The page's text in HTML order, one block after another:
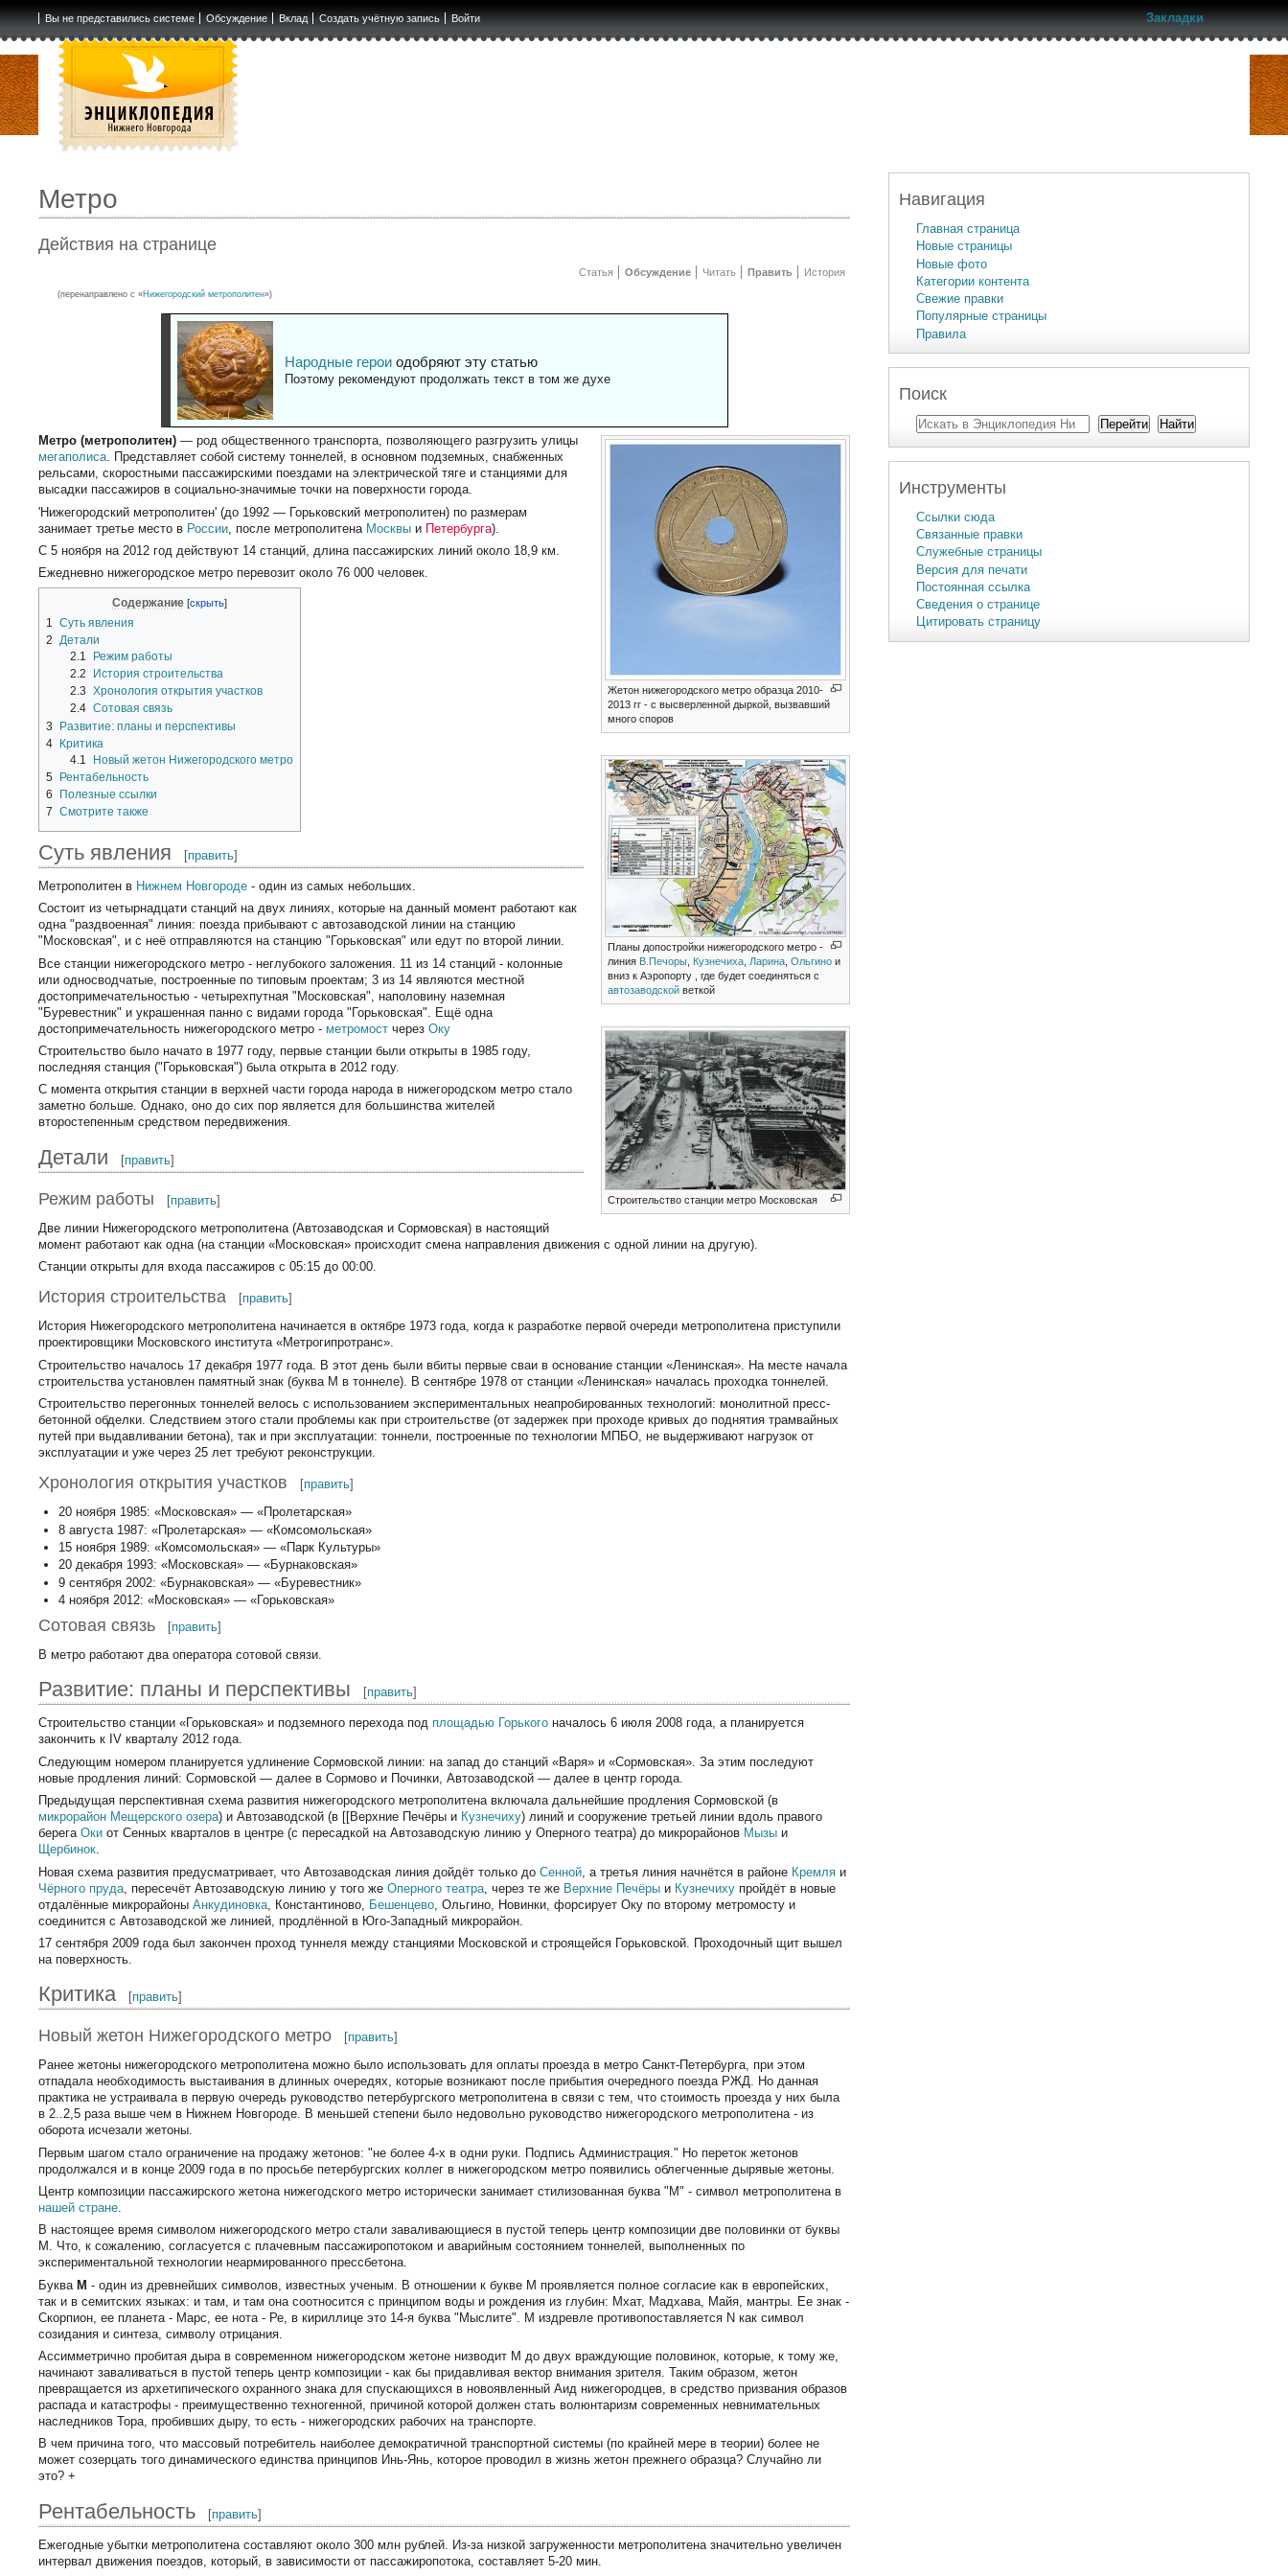
Вы не представились системе Обсуждение Вклад Создать учётную запись Войти Закладки
Метро
Действия на странице
Статья Обсуждение Читать Править История
(перенаправлено с «Нижегородский метрополитен»)
Народные героиодобряют эту статью
Поэтому рекомендуют продолжать текст в том же духе
Жетон нижегородского метро образца 2010-
2013 гг - с высверленной дыркой, вызвавший
много споров
Планы допостройки нижегородского метро -
линия В.Печоры Кузнечиха Ларина ,Ольгино и
вниз к Аэропорту , где будет соединяться с
автозаводской веткой
Строительство станции метро Московская
Метро (метрополитен) — род общественного транспорта, позволяющего разгрузить улицы
мегаполиса. Представляет собой систему тоннелей, в основном подземных, снабженных
рельсами, скоростными пассажирскими поездами на электрической тяге и станциями для
высадки пассажиров в социально-значимые точки на поверхности города.
'Нижегородский метрополитен' (до 1992 — Горьковский метрополитен) по размерам
занимает третье место в России , после метрополитена Москвы и Петербурга).
С 5 ноября на 2012 год действуют 14 станций, длина пассажирских линий около 18,9 км.
Ежедневно нижегородское метро перевозит около 76 000 человек.
Содержание
1
Суть явления
2
Детали
2.1
Режим работы
2.2
История строительства
2.3 Хронология открытия участков
2.4 Сотовая связь
3
Развитие: планы и перспективы
4 Критика
4.1
Новый жетон Нижегородского метро
5
Рентабельность
6
Полезные ссылки
7 Смотрите также
Суть явления [править]
Метрополитен в Нижнем Новгороде - один из самых небольших.
Состоит из четырнадцати станций на двух линиях, которые на данный момент работают как
одна "раздвоенная" линия: поезда прибывают с автозаводской линии на станцию
"Московская", и с неё отправляются на станцию "Горьковская" или едут по второй линии.
Все станции нижегородского метро - неглубокого заложения. 11 из 14 станций - колонные
или односводчатые, построенные по типовым проектам; 3 из 14 являются местной
достопримечательностью - четырехпутная "Московская", наполовину наземная
"Буревестник" и украшенная панно с видами города "Горьковская". Ещё одна
достопримечательность нижегородского метро - метромост черезОку
Строительство было начато в 1977 году, первые станции были открыты в 1985 году,
последняя станция ("Горьковская") была открыта в 2012 году.
С момента открытия станции в верхней части города народа в нижегородском метро стало
заметно больше. Однако, оно до сих пор является для большинства жителей
второстепенным средством передвижения.
Детали [править]
Режим работы [править]
Две линии Нижегородского метрополитена (Автозаводская и Сормовская) в настоящий
момент работают как одна (на станции «Московская» происходит смена направления движения с одной линии на другую).
Станции открыты для входа пассажиров с 05:15 до 00:00.
История строительства [править]
История Нижегородского метрополитена начинается в октябре 1973 года, когда к разработке первой очереди метрополитена приступили
проектировщики Московского института «Метрогипротранс».
Строительство началось 17 декабря 1977 года. В этот день были вбиты первые сваи в основание станции «Ленинская». На месте начала
строительства установлен памятный знак (буква М в тоннеле). В сентябре 1978 от станции «Ленинская» началась проходка тоннелей.
Строительство перегонных тоннелей велось с использованием экспериментальных неапробированных технологий: монолитной пресс-
бетонной обделки. Следствием этого стали проблемы как при строительстве (от задержек при проходе кривых до поднятия трамвайных
путей при выдавливании бетона), так и при эксплуатации: тоннели, построенные по технологии МПБО, не выдерживают нагрузок от
эксплуатации и уже через 25 лет требуют реконструкции.
Хронология открытия участков [править]
20 ноября 1985: «Московская» — «Пролетарская»
8 августа 1987: «Пролетарская» — «Комсомольская»
15 ноября 1989: «Комсомольская» — «Парк Культуры»
20 декабря 1993: «Московская» — «Бурнаковская»
9 сентября 2002: «Бурнаковская» — «Буревестник»
4 ноября 2012: «Московская» — «Горьковская»
Сотовая связь [править]
В метро работают два оператора сотовой связи.
Развитие: планы и перспективы [править]
Строительство станции «Горьковская» и подземного перехода под площадью Горького началось 6 июля 2008 года, а планируется
закончить к IV кварталу 2012 года.
Следующим номером планируется удлинение Сормовской линии: на запад до станций «Варя» и «Сормовская». За этим последуют
новые продления линий: Сормовской — далее в Сормово и Починки, Автозаводской — далее в центр города.
Предыдущая перспективная схема развития нижегородского метрополитена включала дальнейшие продления Сормовской (в
микрорайон Мещерского озера) и Автозаводской (в [[Верхние Печёры и Кузнечиху) линий и сооружение третьей линии вдоль правого
берегаОки от Сенных кварталов в центре (с пересадкой на Автозаводскую линию у Оперного театра) до микрорайонов Мызы и
Щербинок.
Новая схема развития предусматривает, что Автозаводская линия дойдёт только доСенной , а третья линия начнётся в районе Кремля и
Чёрного пруда , пересечёт Автозаводскую линию у того жеОперного театра , через те же Верхние Печёры и Кузнечиху пройдёт в новые
отдалённые микрорайоныАнкудиновка , Константиново, Бешенцево , Ольгино, Новинки, форсирует Оку по второму метромосту и
соединится с Автозаводской же линией, продлённой в Юго-Западный микрорайон.
17 сентября 2009 года был закончен проход туннеля между станциями Московской и строящейся Горьковской. Проходочный щит вышел
на поверхность.
Критика [править]
Новый жетон Нижегородского метро [править]
Ранее жетоны нижегородского метрополитена можно было использовать для оплаты проезда в метро Санкт-Петербурга, при этом
отпадала необходимость выстаивания в длинных очередях, которые возникают после прибытия очередного поезда РЖД. Но данная
практика не устраивала в первую очередь руководство петербургского метрополитена в связи с тем, что стоимость проезда у них была
в 2..2,5 раза выше чем в Нижнем Новгороде. В меньшей степени было недовольно руководство нижегородского метрополитена - из
оборота исчезали жетоны.
Первым шагом стало ограничение на продажу жетонов: "не более 4-х в одни руки. Подпись Администрация." Но переток жетонов
продолжался и в конце 2009 года в по просьбе петербургских коллег в нижегородском метро появились облегченные дырявые жетоны.
Центр композиции пассажирского жетона нижегодского метро исторически занимает стилизованная буква "М" - символ метрополитена в
нашей стране
В настоящее время символом нижегородского метро стали заваливающиеся в пустой теперь центр композиции две половинки от буквы
М. Что, к сожалению, согласуется с плачевным пассажиропотоком и аварийным состоянием тоннелей, выполненных по
экспериментальной технологии неармированного прессбетона.
БукваМ - один из древнейших символов, известных ученым. В отношении к букве М проявляется полное согласие как в европейских,
так и в семитских языках: и там, и там она соотносится с принципом воды и рождения из глубин: Мхат, Мадхава, Майя, мантры. Ее знак -
Скорпион, ее планета - Марс, ее нота - Ре, в кириллице это 14-я буква "Мыслите". М издревле противопоставляется N как символ
созидания и синтеза, символу отрицания.
Ассимметрично пробитая дыра в современном нижегородском жетоне низводит М до двух враждующие половинок, которые, к тому же,
начинают заваливаться в пустой теперь центр композиции - как бы придавливая вектор внимания зрителя. Таким образом, жетон
превращается из архетипического охранного знака для спускающихся в новоявленный Аид нижегородцев, в средство призвания образов
распада и катастрофы - преимущественно техногенной, причиной которой должен стать волюнтаризм современных невнимательных
наследников Тора, пробивших дыру, то есть - нижегородских рабочих на транспорте.
В чем причина того, что массовый потребитель наиболее демократичной транспортной системы (по крайней мере в теории) более не
может созерцать того динамического единства принципов Инь-Янь, которое проводил в жизнь жетон прежнего образца? Случайно ли
это? +
Рентабельность [править]
Ежегодные убытки метрополитена составляют около 300 млн рублей. Из-за низкой загруженности метрополитена значительно увеличен
интервал движения поездов, который, в зависимости от пассажиропотока, составляет 5-20 мин.
Навигация
Главная страница
Новые страницы
Новые фото
Категории контента
Свежие правки
Популярные страницы
Правила
Поиск
Инструменты
Ссылки сюда
Связанные правки
Служебные страницы
Версия для печати
Постоянная ссылка
Сведения о странице
Цитировать страницу